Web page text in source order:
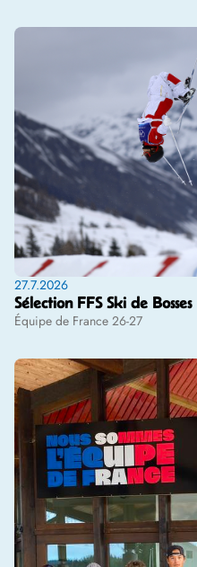
27.7.2026
Sélection FFS Ski de Bosses
Équipe de France 26-27